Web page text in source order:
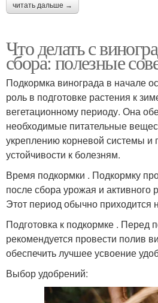
читать дальше →
Что делать с
сбора: полезные
Подкормка винограда в начале
роль в подготовке растения к
вегетационному периоду. Она
необходимые питательные
укреплению корневой системы
устойчивости к болезням.
Время подкормки . Подкормку
после сбора урожая и активного
Этот период обычно приходится
Подготовка к подкормке . Перед
рекомендуется провести полив
обеспечить лучшее усвоение
Выбор удобрений: